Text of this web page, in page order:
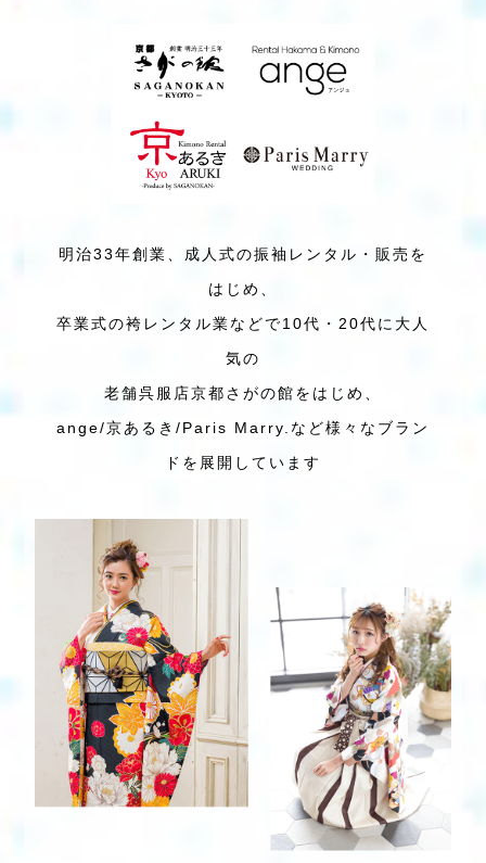
明治33年創業、成人式の振袖レンタル・販売を
はじめ、
卒業式の袴レンタル業などで10代・20代に大人
気の
老舗呉服店京都さがの館をはじめ、
ange/京あるき/Paris Marry.など様々なブラン
ドを展開しています